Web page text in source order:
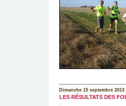
Dimanche 15 septembre 2013
LES RÉSULTATS DES